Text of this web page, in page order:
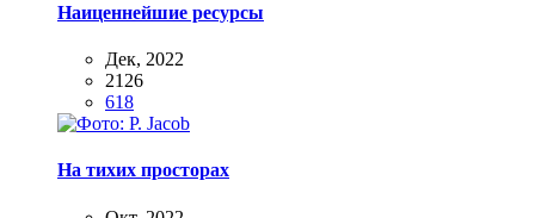
Наиценнейшие ресурсы
Дек, 2022
2126
618
На тихих просторах